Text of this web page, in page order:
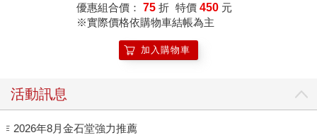
優惠組合價： 75 折 特價 450 元
※實際價格依購物車結帳為主
加入購物車
活動訊息
2026年8月金石堂強力推薦